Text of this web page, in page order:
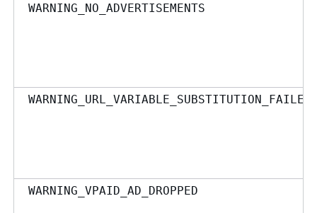
WARNING_NO_ADVERTISEMENTS
WARNING_URL_VARIABLE_SUBSTITUTION_FAILED
WARNING_VPAID_AD_DROPPED